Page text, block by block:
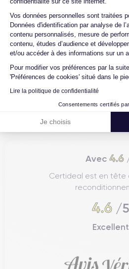
Vos données personnelles sont traitées
Données d'identification par analyse de
contenu personnalisés, mesure de
contenu, études d’audience et
et/ou accéder à des informations sur un
Pour modifier vos préférences par la
'Préférences de cookies' situé dans le
Lire la politique de confidentialité
Consentements certifiés par
Je choisis
Axeptio
Avec 4.6
Certideal est en tête
4.6 /5
Excellent